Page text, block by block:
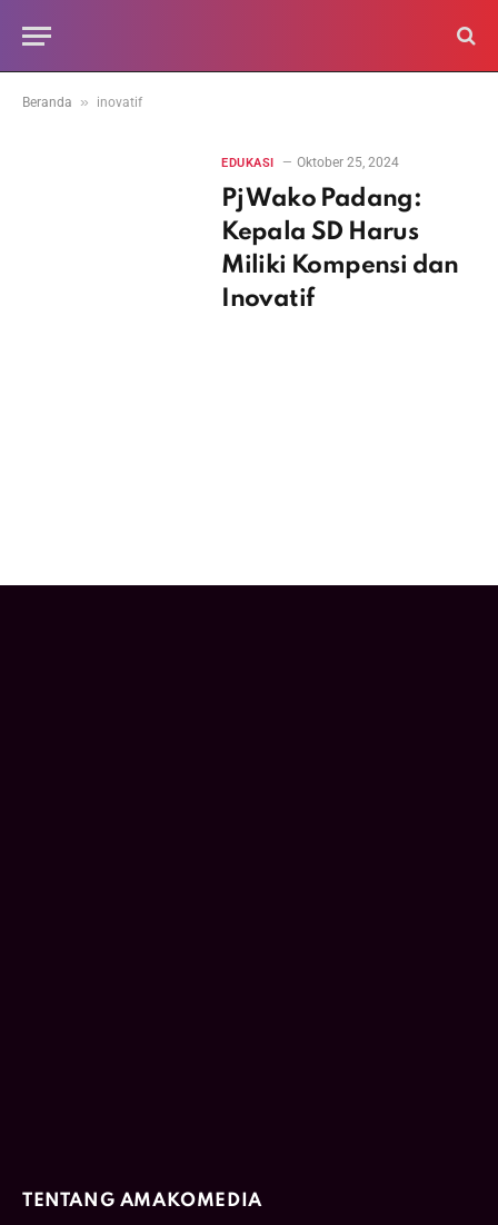
Beranda » inovatif
EDUKASI Oktober 25, 2024
Pj Wako Padang:
Kepala SD Harus
Miliki Kompensi dan
Inovatif
TENTANG AMAKOMEDIA